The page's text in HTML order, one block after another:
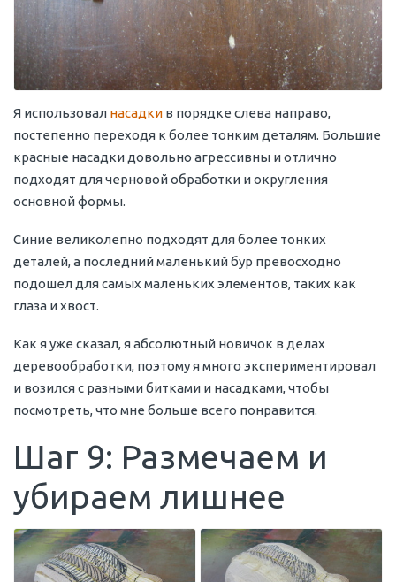
Я использовал насадки в порядке слева направо,
постепенно переходя к более тонким деталям. Большие
красные насадки довольно агрессивны и отлично
подходят для черновой обработки и округления
основной формы.
Синие великолепно подходят для более тонких
деталей, а последний маленький бур превосходно
подошел для самых маленьких элементов, таких как
глаза и хвост.
Как я уже сказал, я абсолютный новичок в делах
деревообработки, поэтому я много экспериментировал
и возился с разными битками и насадками, чтобы
посмотреть, что мне больше всего понравится.
Шаг 9: Размечаем и
убираем лишнее